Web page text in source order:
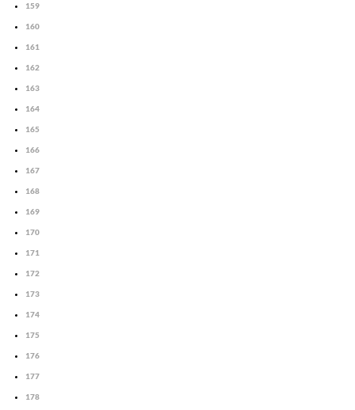
159
160
161
162
163
164
165
166
167
168
169
170
171
172
173
174
175
176
177
178